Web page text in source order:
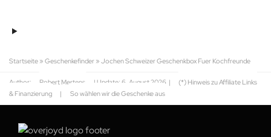
Startseite » Geschenkefinder » Jochen Schweizer Geschenkbox Fuer Kochfreunde
Author: Robert Mertens | Update: 6. August 2026 |
(*) Hinweis zu Affiliate Links
& Finanzierung
| So wählen wir die Geschenke aus